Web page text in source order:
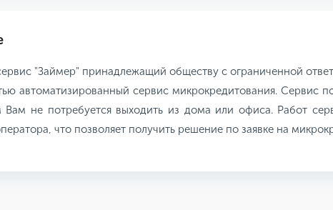
"Займер" принадлежащий обществу с ограниченной
автоматизированный сервис микрокредитования. Сервис
Вам не потребуется выходить из дома или офиса. Работ
что позволяет получить решение по заявке на